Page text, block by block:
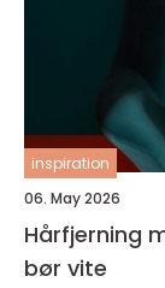
inspiration
06. May 2026
Hårfjerning metoder, resultater og hva du
bør vite